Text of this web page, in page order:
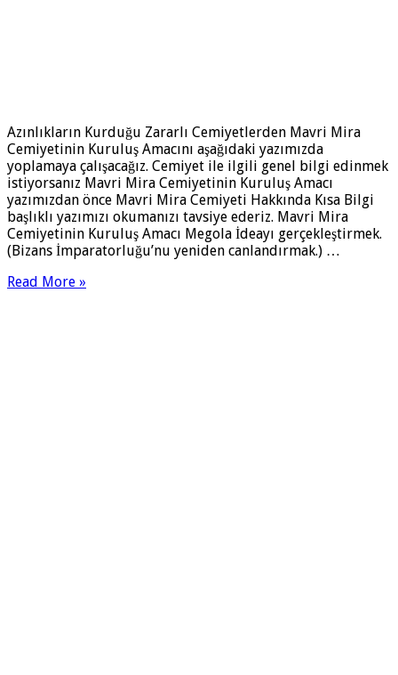
Azınlıkların Kurduğu Zararlı Cemiyetlerden Mavri Mira
Cemiyetinin Kuruluş Amacını aşağıdaki yazımızda
yoplamaya çalışacağız. Cemiyet ile ilgili genel bilgi edinmek
istiyorsanız Mavri Mira Cemiyetinin Kuruluş Amacı
yazımızdan önce Mavri Mira Cemiyeti Hakkında Kısa Bilgi
başlıklı yazımızı okumanızı tavsiye ederiz. Mavri Mira
Cemiyetinin Kuruluş Amacı Megola İdeayı gerçekleştirmek.
(Bizans İmparatorluğu’nu yeniden canlandırmak.) …
Read More »